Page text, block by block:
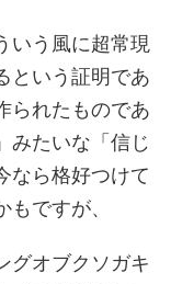
いう風に超常現
という証明であ
られたものであ
みたいな「信じ
なら格好つけて
ですが、
グオブクソガキ